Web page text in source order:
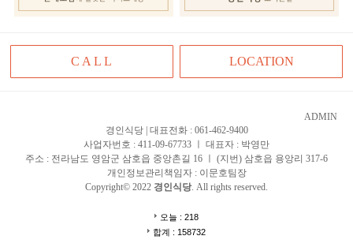
C A L L LOCATION
ADMIN
경인식당 | 대표전화 : 061-462-9400
사업자번호 : 411-09-67733 ㅣ 대표자 : 박영만
주소 : 전라남도 영암군 삼호읍 중앙촌길 16 ㅣ (지번) 삼호읍 용앙리 317-6
개인정보관리책임자 : 이문호팀장
Copyright© 2022 경인식당. All rights reserved.
오늘 : 218
합계 : 158732